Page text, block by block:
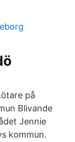
på
Blivande
Jennie
kommun.